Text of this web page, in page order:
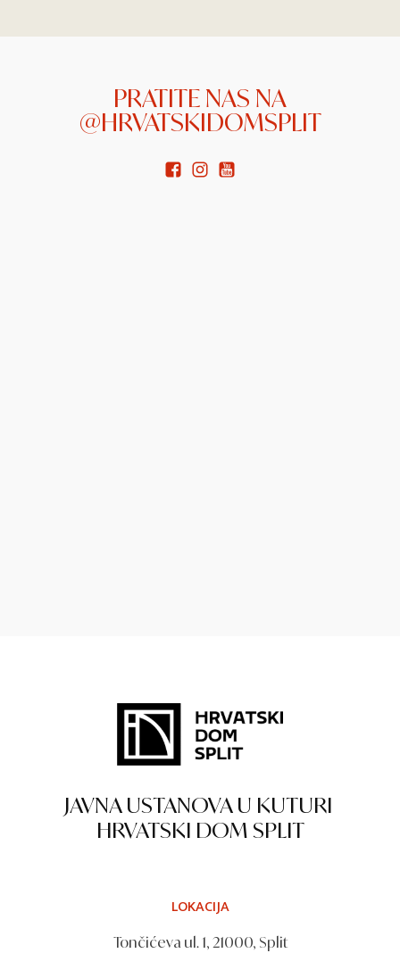
PRATITE NAS NA
@HRVATSKIDOMSPLIT
JAVNA USTANOVA U KUTURI
HRVATSKI DOM SPLIT
LOKACIJA
Tončićeva ul. 1, 21000, Split